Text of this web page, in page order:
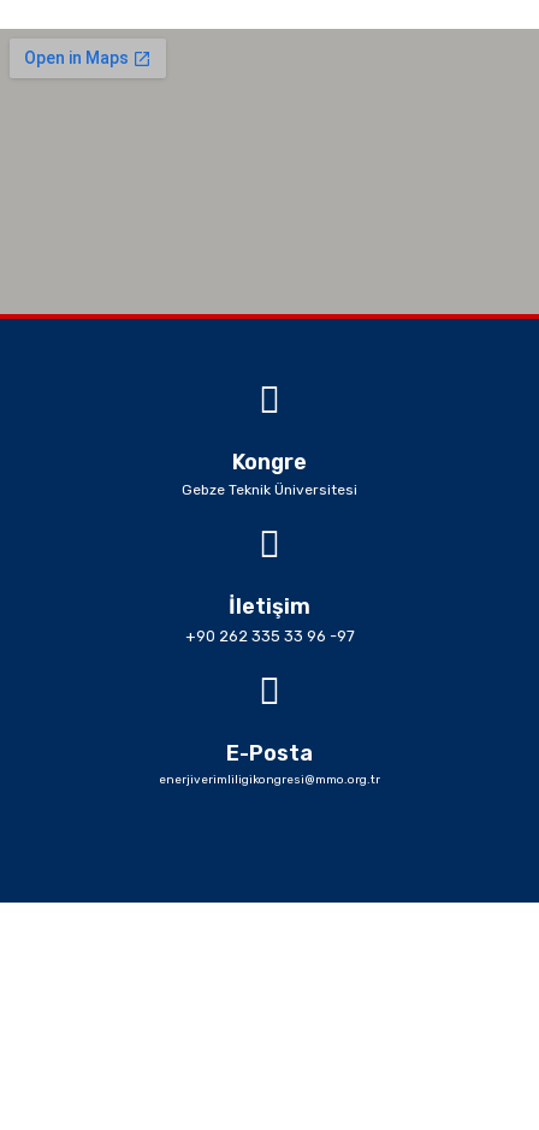
Kongre
Gebze Teknik Üniversitesi
İletişim
+90 262 335 33 96 -97
E-Posta
enerjiverimliligikongresi@mmo.org.tr